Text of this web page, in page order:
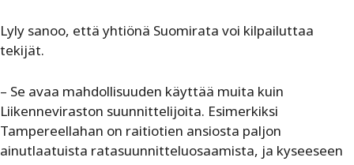
Lyly sanoo, että yhtiönä Suomirata voi kilpailuttaa
tekijät.
– Se avaa mahdollisuuden käyttää muita kuin
Liikenneviraston suunnittelijoita. Esimerkiksi
Tampereellahan on raitiotien ansiosta paljon
ainutlaatuista ratasuunnitteluosaamista, ja kyseeseen